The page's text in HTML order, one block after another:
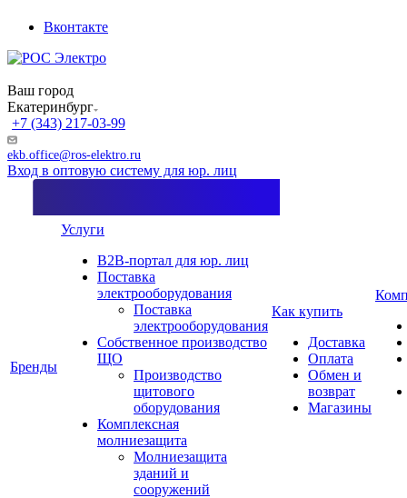
Вконтакте
Ваш город
Екатеринбург
+7 (343) 217-03-99
ekb.office@ros-elektro.ru
Вход в оптовую систему для юр. лиц
Бренды
Услуги
B2B-портал для юр. лиц
Поставка
электрооборудования
Поставка
электрооборудования
Собственное производство
ЩО
Производство
щитового
оборудования
Комплексная
молниезащита
Молниезащита
зданий и
сооружений
Как купить
Доставка
Оплата
Обмен и
возврат
Магазины